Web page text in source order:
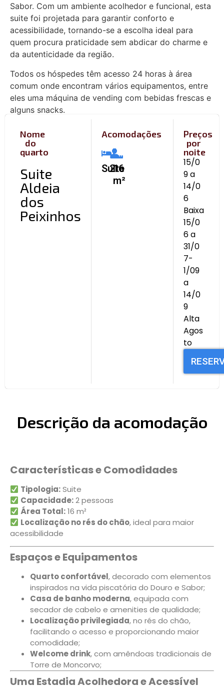
Sabor. Com um ambiente acolhedor e funcional, esta
suite foi projetada para garantir conforto e
acessibilidade, tornando-se a escolha ideal para
quem procura praticidade sem abdicar do charme e
da autenticidade da região.
Todos os hóspedes têm acesso 24 horas à área
comum onde encontram vários equipamentos, entre
eles uma máquina de vending com bebidas frescas e
alguns snacks.
Nome
do
quarto
Suite
Aldeia
dos
Peixinhos
Acomodações
Suite
216
m²
Preços
por
noite
15/0
9 a
14/0
6
Baixa
15/0
6 a
31/0
7-
1/09
a
14/0
9
Alta
Agos
to
Descrição da acomodação
Características e Comodidades
Tipologia:Suite
Capacidade:2 pessoas
Área Total:16 m²
Localização no rés do chão, ideal para maior
acessibilidade
Espaços e Equipamentos
Quarto confortável, decorado com elementos
inspirados na vida piscatória do Douro e Sabor;
Casa de banho moderna, equipada com
secador de cabelo e amenities de qualidade;
Localização privilegiada, no rés do chão,
facilitando o acesso e proporcionando maior
comodidade;
Welcome drink, com amêndoas tradicionais de
Torre de Moncorvo;
Uma Estadia Acolhedora e Acessível